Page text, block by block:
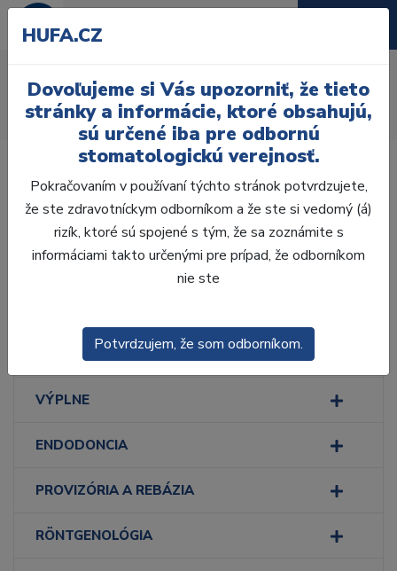
Úvod Ordinácia Profylaxia
Zubné kefky
Elektrické zubné kefky
Laboratórium, Zub.
technika
ODLTAČKOVANIE
VÝPLNE
ENDODONCIA
PROVIZÓRIA A REBÁZIA
RÖNTGENOLÓGIA
HUFA.CZ
Dovoľujeme si Vás upozorniť, že tieto
stránky a informácie, ktoré obsahujú,
sú určené iba pre odbornú
stomatologickú verejnosť.
Pokračovaním v používaní týchto stránok potvrdzujete,
že ste zdravotníckym odborníkom a že ste si vedomý (á)
rizík, ktoré sú spojené s tým, že sa zoznámite s
informáciami takto určenými pre prípad, že odborníkom
nie ste
Potvrdzujem, že som odborníkom.